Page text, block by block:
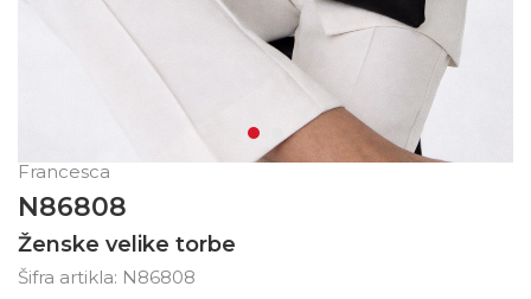
Francesca
N86808
Ženske velike torbe
Šifra artikla: N86808